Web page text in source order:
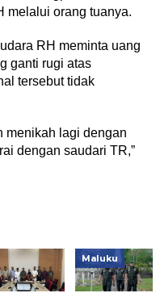
melalui orang tuanya.
RH meminta uang
ganti rugi atas
tersebut tidak
menikah lagi dengan
dengan saudari TR,”
Maluku